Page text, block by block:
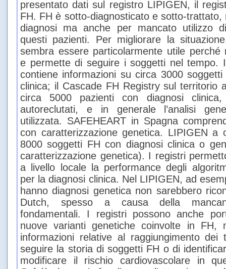
presentato dati sul registro LIPIGEN, il
FH. FH è sotto-diagnosticato e sotto-
diagnosi ma anche per mancato utilizzo
questi pazienti. Per migliorare la
sembra essere particolarmente utile perché
e permette di seguire i soggetti nel tempo.
contiene informazioni su circa 3000
clinica; il Cascade FH Registry sul territorio
circa 5000 pazienti con diagnosi
autoreclutati, e in generale l’analisi
utilizzata. SAFEHEART in Spagna
con caratterizzazione genetica. LIPIGEN a
8000 soggetti FH con diagnosi clinica o
caratterizzazione genetica). I registri
a livello locale la performance degli
per la diagnosi clinica. Nel LIPIGEN, ad
hanno diagnosi genetica non sarebbero
Dutch, spesso a causa della
fondamentali. I registri possono anche
nuove varianti genetiche coinvolte in FH,
informazioni relative al raggiungimento dei
seguire la storia di soggetti FH o di
modificare il rischio cardiovascolare in